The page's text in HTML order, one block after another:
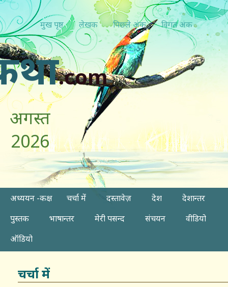
मुख पृष्ठ लेखक पिछ्ले अंक विगत अंक
.com
अगस्त
2026
अध्ययन -कक्ष चर्चा में दस्तावेज़ देश
देशान्तर
पुस्तक
भाषान्तर मेरी पसन्द संचयन
वीडियो
ऑडियो
चर्चा में